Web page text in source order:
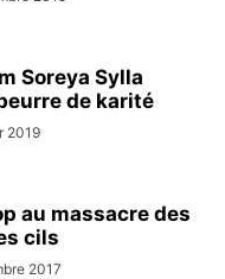
Soreya Sylla
de karité
2019
au massacre des
cils
2017